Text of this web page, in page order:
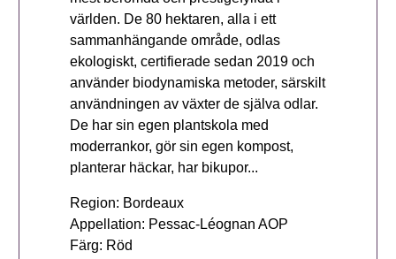
världen. De 80 hektaren, alla i ett
sammanhängande område, odlas
ekologiskt, certifierade sedan 2019 och
använder biodynamiska metoder, särskilt
användningen av växter de själva odlar.
De har sin egen plantskola med
moderrankor, gör sin egen kompost,
planterar häckar, har bikupor...
Region: Bordeaux
Appellation: Pessac-Léognan AOP
Färg: Röd